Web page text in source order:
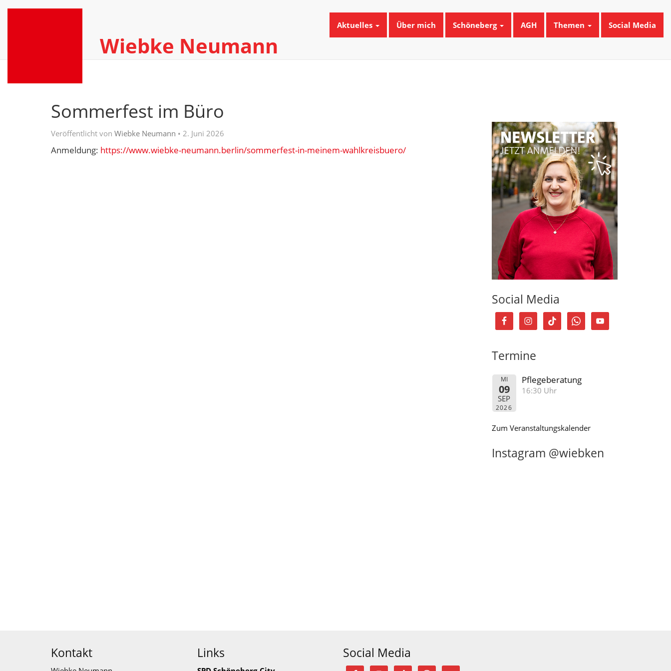
Wiebke Neumann
Aktuelles Über mich Schöneberg AGH Themen Social Media
Sommerfest im Büro
Veröffentlicht von Wiebke Neumann • 2. Juni 2026
Anmeldung: https://www.wiebke-neumann.berlin/sommerfest-in-meinem-wahlkreisbuero/
Social Media
Termine
MI
09
SEP
2026
Pflegeberatung
16:30 Uhr
Zum Veranstaltungskalender
Instagram @wiebken
Kontakt Links Social Media